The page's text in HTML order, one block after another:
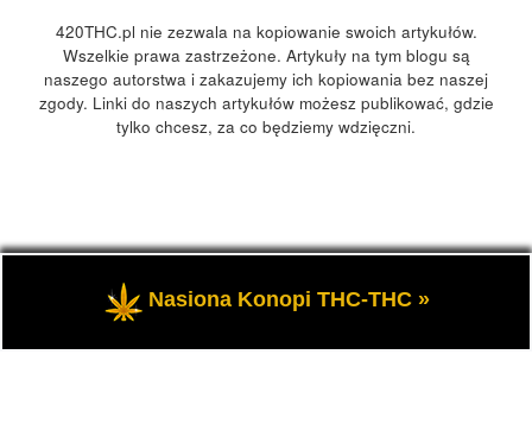
420THC.pl nie zezwala na kopiowanie swoich artykułów.
Wszelkie prawa zastrzeżone. Artykuły na tym blogu są
naszego autorstwa i zakazujemy ich kopiowania bez naszej
zgody. Linki do naszych artykułów możesz publikować, gdzie
tylko chcesz, za co będziemy wdzięczni.
420Polska, 420THC.pl
– Wszelkie prawa zastrzeżone
- Kultura marihuany, konopi 420 w Polsce i na świecie.
Nasiona Konopi THC-THC »